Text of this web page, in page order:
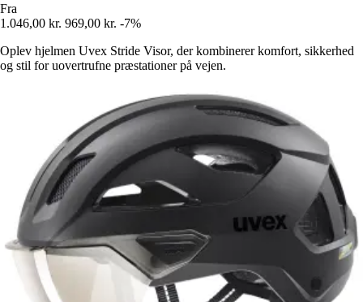
Fra
1.046,00 kr. 969,00 kr. -7%
Oplev hjelmen Uvex Stride Visor, der kombinerer komfort, sikkerhed
og stil for uovertrufne præstationer på vejen.